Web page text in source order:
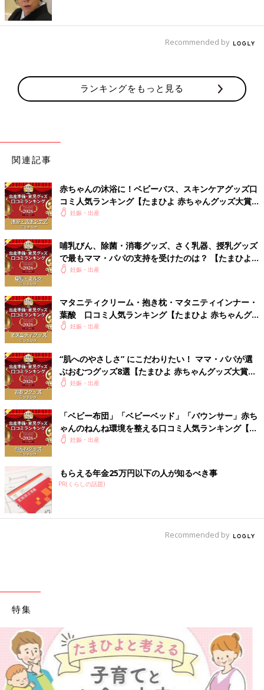
Recommended by
ランキングをもっと見る
関連記事
赤ちゃんの沐浴に！ベビーバス、スキンケアグッズ口
コミ人気ランキング【たまひよ 赤ちゃんグッズ大賞
2026】
妊娠・出産
哺乳びん、除菌・消毒グッズ、さく乳器、授乳グッズ
で最もママ・パパの支持を受けたのは？ 【たまひよ
赤ちゃんグッズ大賞2026】
妊娠・出産
マタニティクリーム・抱き枕・マタニティインナー・
葉酸 口コミ人気ランキング【たまひよ 赤ちゃんグ
ッズ大賞2026】
妊娠・出産
“肌へのやさしさ” にこだわりたい！ ママ・パパが選
ぶおむつグッズ8選【たまひよ 赤ちゃんグッズ大賞
2026】
妊娠・出産
「ベビー布団」「ベビーベッド」「バウンサー」赤ち
ゃんのねんね環境を整える口コミ人気ランキング【た
まひよ 赤ちゃんグッズ大賞2026】
妊娠・出産
もらえる年金25万円以下の人が知るべき事
PR(くらしの話題)
Recommended by
特集